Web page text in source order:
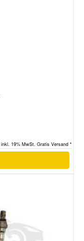
inkl. 19% MwSt. Gratis Versand *